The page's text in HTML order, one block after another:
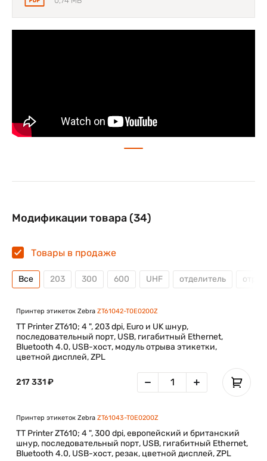
Модификации товара (34)
Товары в продаже
Все 203 300 600 UHF отделитель
Принтер этикеток Zebra ZT61042-T0E0200Z
TT Printer ZT610; 4 ", 203 dpi, Euro и UK шнур,
последовательный порт, USB, гигабитный Ethernet,
Bluetooth 4.0, USB-хост, модуль отрыва этикетки,
цветной дисплей, ZPL
217 331 ₽
Принтер этикеток Zebra ZT61043-T0E0200Z
TT Printer ZT610; 4 ", 300 dpi, европейский и британский
шнур, последовательный порт, USB, гигабитный Ethernet,
Bluetooth 4.0, USB-хост, резак, цветной дисплей, ZPL